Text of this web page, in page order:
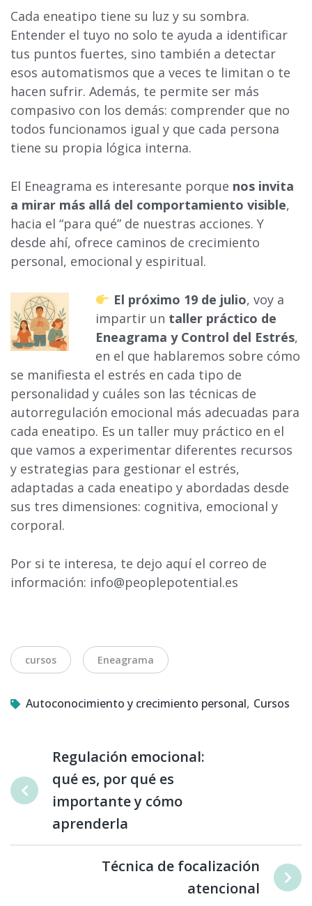
Cada eneatipo tiene su luz y su sombra.
Entender el tuyo no solo te ayuda a identificar
tus puntos fuertes, sino también a detectar
esos automatismos que a veces te limitan o te
hacen sufrir. Además, te permite ser más
compasivo con los demás: comprender que no
todos funcionamos igual y que cada persona
tiene su propia lógica interna.
El Eneagrama es interesante porque nos invita
a mirar más allá del comportamiento visible,
hacia el “para qué” de nuestras acciones. Y
desde ahí, ofrece caminos de crecimiento
personal, emocional y espiritual.
El próximo 19 de julio, voy a
impartir un taller práctico de
Eneagrama y Control del Estrés,
en el que hablaremos sobre cómo
se manifiesta el estrés en cada tipo de
personalidad y cuáles son las técnicas de
autorregulación emocional más adecuadas para
cada eneatipo. Es un taller muy práctico en el
que vamos a experimentar diferentes recursos
y estrategias para gestionar el estrés,
adaptadas a cada eneatipo y abordadas desde
sus tres dimensiones: cognitiva, emocional y
corporal.
Por si te interesa, te dejo aquí el correo de
información: info@peoplepotential.es
Tagscursos Eneagrama
Autoconocimiento y crecimiento personal, Cursos
Regulación emocional:
qué es, por qué es
importante y cómo
aprenderla
Técnica de focalización
atencional